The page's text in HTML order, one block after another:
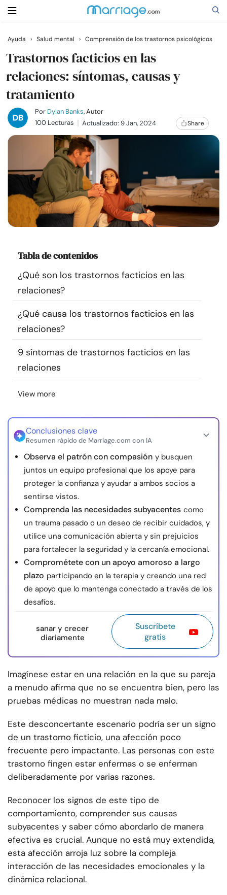
Buscar
Casarse
Relaciones
Ayuda
Cursos
Comunidad
Encuentra un terapeuta
Idioma
Sobre nosotros
nosotros
© Copyright 2026. Todos los derechos reservados.
Ayuda › Salud mental › Comprensión de los trastornos psicológicos
Trastornos facticios en las
relaciones: síntomas, causas y
tratamiento
Por Dylan Banks, Autor
100 Lecturas
Actualizado: 9 Jan, 2024 Share
Tabla de contenidos
¿Qué son los trastornos facticios en las
relaciones?
¿Qué causa los trastornos facticios en las
relaciones?
9 síntomas de trastornos facticios en las
relaciones
View more
Conclusiones clave
Resumen rápido de Marriage.com con IA
Observa el patrón con compasión y busquen
juntos un equipo profesional que los apoye para
proteger la confianza y ayudar a ambos socios a
sentirse vistos.
Comprenda las necesidades subyacentes como
un trauma pasado o un deseo de recibir cuidados, y
utilice una comunicación abierta y sin prejuicios
para fortalecer la seguridad y la cercanía emocional.
Comprométete con un apoyo amoroso a largo
plazo participando en la terapia y creando una red
de apoyo que lo mantenga conectado a través de los
desafíos.
sanar y crecer
diariamente
Suscríbete
gratis
Imagínese estar en una relación en la que su pareja
a menudo afirma que no se encuentra bien, pero las
pruebas médicas no muestran nada malo.
Este desconcertante escenario podría ser un signo
de un trastorno ficticio, una afección poco
frecuente pero impactante. Las personas con este
trastorno fingen estar enfermas o se enferman
deliberadamente por varias razones.
Reconocer los signos de este tipo de
comportamiento, comprender sus causas
subyacentes y saber cómo abordarlo de manera
efectiva es crucial. Aunque no está muy extendida,
esta afección arroja luz sobre la compleja
interacción de las necesidades emocionales y la
dinámica relacional.